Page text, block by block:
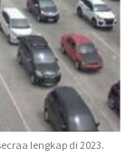
lengkap di 2023.